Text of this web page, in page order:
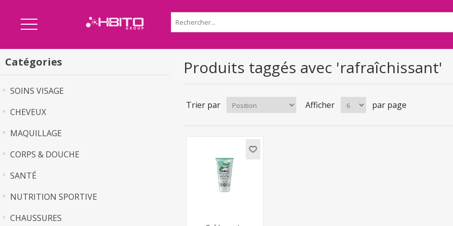
Catégories
SOINS VISAGE
CHEVEUX
MAQUILLAGE
CORPS & DOUCHE
SANTÉ
NUTRITION SPORTIVE
CHAUSSURES
Produits taggés avec 'rafraîchissant'
Trier par Afficher par page